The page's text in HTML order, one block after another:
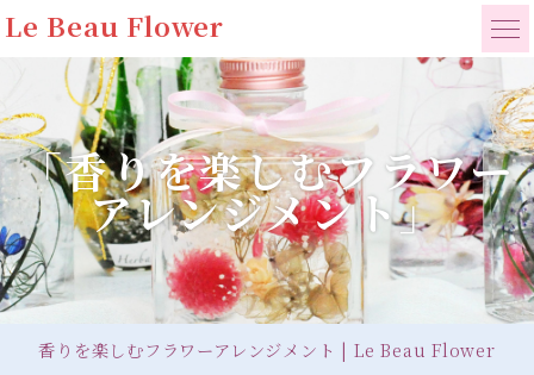
Le Beau Flower
「香りを楽しむフラワー
アレンジメント」
香りを楽しむフラワーアレンジメント | Le Beau Flower